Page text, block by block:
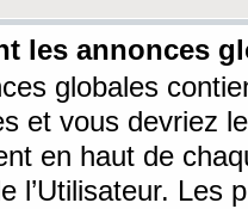
les annonces
globales
et vous devriez
en haut de
l’Utilisateur. Les